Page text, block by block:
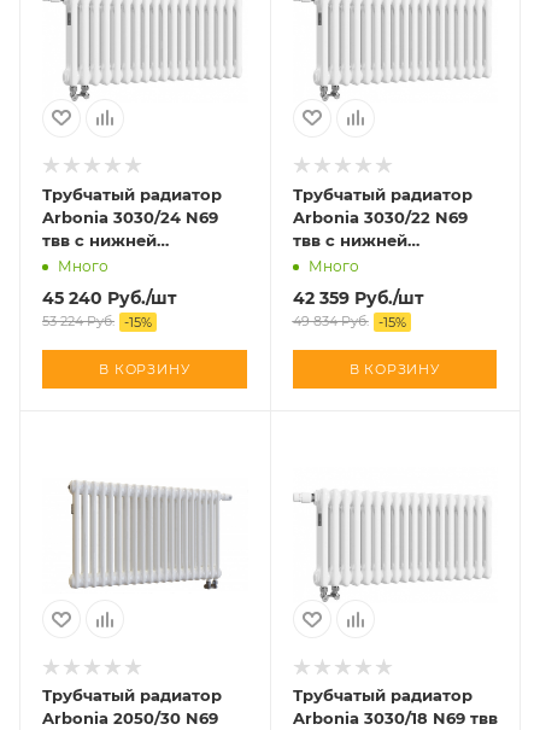
Трубчатый радиатор
Arbonia 3030/24 N69
твв с нижней
подводкой
Много
45 240 Руб./шт
53 224Руб. -15%
В КОРЗИНУ
Трубчатый радиатор
Arbonia 3030/22 N69
твв с нижней
подводкой
Много
42 359Руб./шт
49 834Руб. -15%
В КОРЗИНУ
Трубчатый радиатор
Arbonia 2050/30 N69
Трубчатый радиатор
Arbonia 3030/18 N69 твв